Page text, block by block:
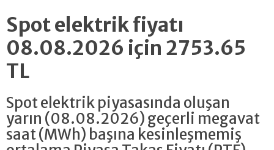
Spot elektrik fiyatı
08.08.2026 için 2753.65
TL
Spot elektrik piyasasında oluşan
yarın (08.08.2026) geçerli megavat
saat (MWh) başına kesinleşmemiş